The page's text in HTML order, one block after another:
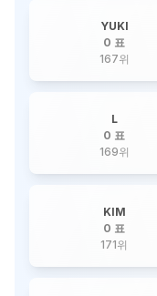
YUKI
0 표
167위
L
0 표
169위
KIM
0 표
171위